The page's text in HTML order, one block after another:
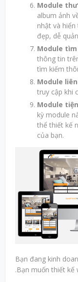
Module
album ảnh
nhật và
đẹp, dễ
Module
thông tin
tìm kiếm
Module
truy cập khi
Module
kỳ module
thể thiết kế
của bạn.
Bạn đang kinh
.Bạn muốn thiết kế